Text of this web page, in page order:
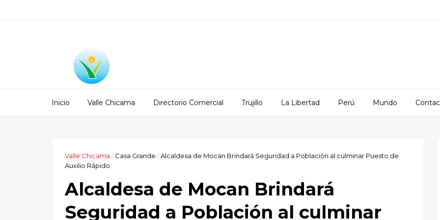
Inicio Valle Chicama Directorio Comercial Trujillo La Libertad Perú Mundo
Valle Chicama / Casa Grande /Alcaldesa de Mocan Brindará Seguridad a Población al culminar Puesto de
Auxilio Rápido
Alcaldesa de Mocan Brindará
Seguridad a Población al culminar